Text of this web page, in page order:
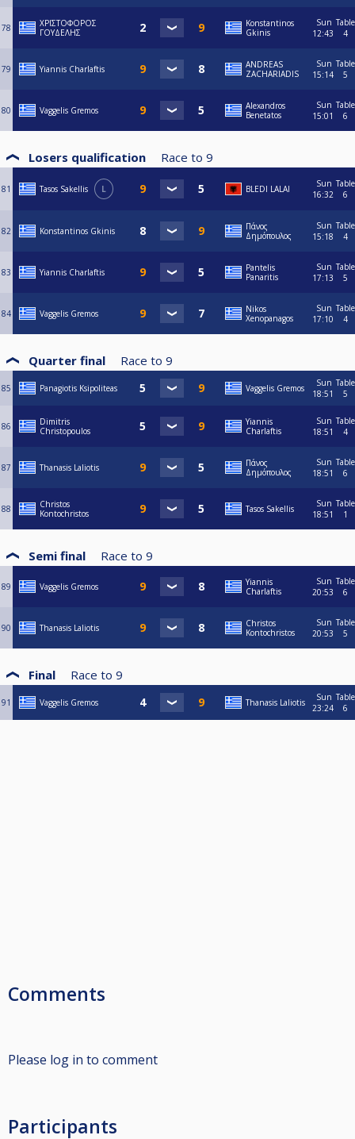
78
ΧΡΙΣΤΟΦΟΡΟΣ
ΓΟΥΔΕΛΗΣ
Konstantinos
Gkinis
Sun
12:43
Table
4
79 Yiannis Charlaftis
ANDREAS
ZACHARIADIS
Sun
15:14
Table
5
80 Vaggelis Gremos
Alexandros
Benetatos
Sun
15:01
Table
6
Losers qualification Race to 9
81 Tasos Sakellis L BLEDI LALAI
Sun
16:32
Table
6
82 Konstantinos Gkinis
Πάνος
Δημόπουλος
Sun
15:18
Table
4
83 Yiannis Charlaftis
Pantelis
Panaritis
Sun
17:13
Table
5
84 Vaggelis Gremos
Nikos
Xenopanagos
Sun
17:10
Table
4
Quarter final Race to 9
85 Panagiotis Ksipoliteas Vaggelis Gremos
Sun
18:51
Table
5
86
Dimitris
Christopoulos
Yiannis
Charlaftis
Sun
18:51
Table
4
87 Thanasis Laliotis
Πάνος
Δημόπουλος
Sun
18:51
Table
6
88
Christos
Kontochristos
Tasos Sakellis
Sun
18:51
Table
1
Semi final Race to 9
89 Vaggelis Gremos
Yiannis
Charlaftis
Sun
20:53
Table
6
90 Thanasis Laliotis
Christos
Kontochristos
Sun
20:53
Table
5
Final Race to 9
91 Vaggelis Gremos Thanasis Laliotis
Sun
23:24
Table
6
Comments
Please log in to comment
Participants